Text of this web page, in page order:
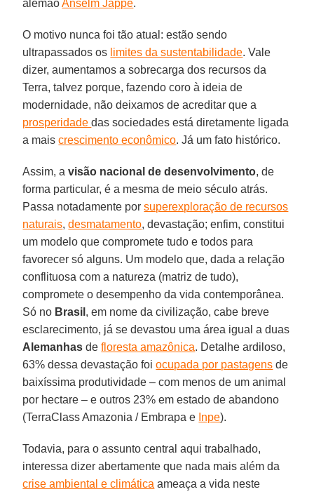
alemãoAnselm Jappe.
O motivo nunca foi tão atual: estão sendo
ultrapassados os limites da sustentabilidade. Vale
dizer, aumentamos a sobrecarga dos recursos da
Terra, talvez porque, fazendo coro à ideia de
modernidade, não deixamos de acreditar que a
prosperidadedas sociedades está diretamente ligada
a maiscrescimento econômico. Já um fato histórico.
Assim, avisão nacional de desenvolvimento, de
forma particular, é a mesma de meio século atrás.
Passa notadamente porsuperexploração de recursos
naturais,desmatamento, devastação; enfim, constitui
um modelo que compromete tudo e todos para
favorecer só alguns. Um modelo que, dada a relação
conflituosa com a natureza (matriz de tudo),
compromete o desempenho da vida contemporânea.
Só no Brasil , em nome da civilização, cabe breve
esclarecimento, já se devastou uma área igual a duas
Alemanhas defloresta amazônica. Detalhe ardiloso,
63% dessa devastação foiocupada por pastagens de
baixíssima produtividade – com menos de um animal
por hectare – e outros 23% em estado de abandono
(TerraClass Amazonia / Embrapa e Inpe).
Todavia, para o assunto central aqui trabalhado,
interessa dizer abertamente que nada mais além da
crise ambiental e climática ameaça a vida neste